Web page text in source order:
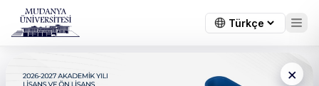
×
← Tüm duyurular